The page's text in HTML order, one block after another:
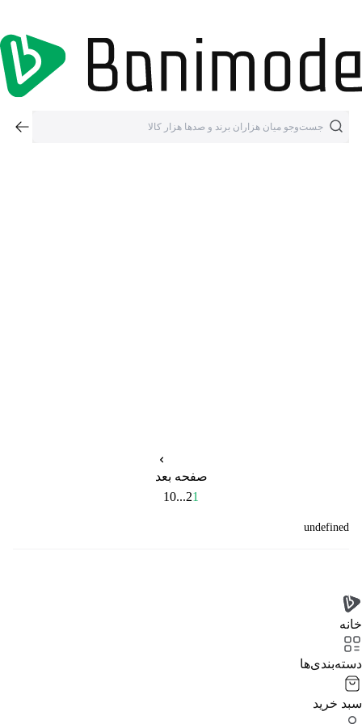
صفحه بعد
1
2
...
10
undefined
خانه
دسته‌بندی‌‌ها
سبد خرید